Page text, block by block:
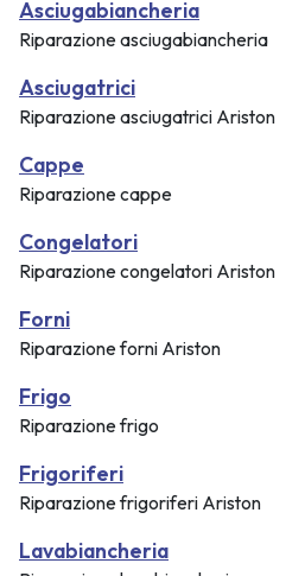
Asciugabiancheria
Riparazione asciugabiancheria
Asciugatrici
Riparazione asciugatrici Ariston
Cappe
Riparazione cappe
Congelatori
Riparazione congelatori Ariston
Forni
Riparazione forni Ariston
Frigo
Riparazione frigo
Frigoriferi
Riparazione frigoriferi Ariston
Lavabiancheria